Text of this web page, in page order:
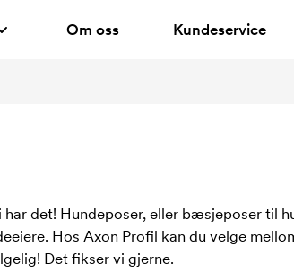
Om oss Kundeservice
det! Hundeposer, eller bæsjeposer til
Hos Axon Profil kan du velge
Det fikser vi gjerne.